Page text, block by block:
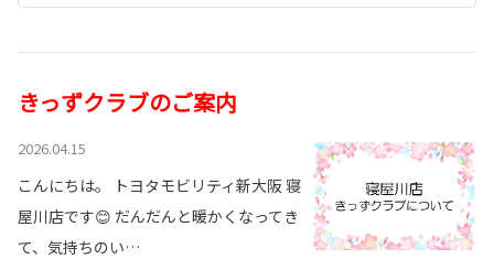
きっずクラブのご案内
2026.04.15
こんにちは。 トヨタモビリティ新大阪 寝
屋川店です😊 だんだんと暖かくなってき
て、気持ちのい…